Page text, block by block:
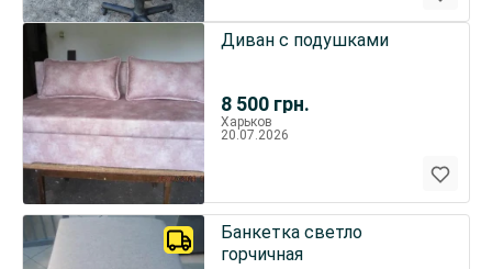
8 500 грн.
Диван с подушками
Харьков
20.07.2026
Банкетка светло
горчичная